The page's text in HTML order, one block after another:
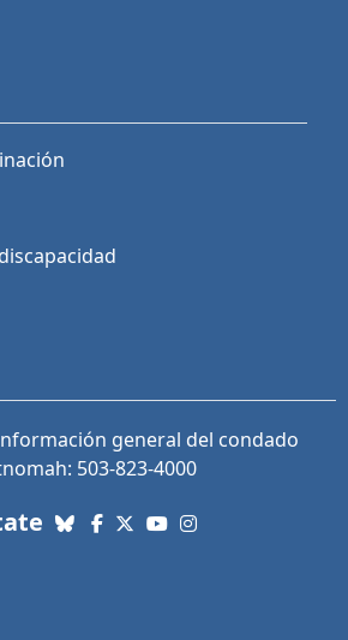
general del condado
503-823-4000
con nosotros. Enlaces a
Bluesky
Facebook
X (Twitter)
YouTube
Instagram